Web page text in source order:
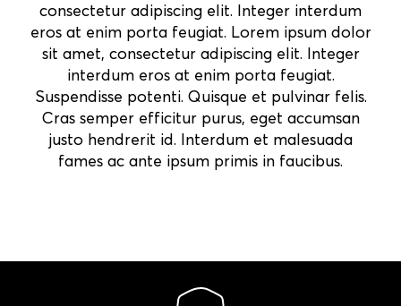
consectetur adipiscing elit. Integer interdum
eros at enim porta feugiat. Lorem ipsum dolor
sit amet, consectetur adipiscing elit. Integer
interdum eros at enim porta feugiat.
Suspendisse potenti. Quisque et pulvinar felis.
Cras semper efficitur purus, eget accumsan
justo hendrerit id. Interdum et malesuada
fames ac ante ipsum primis in faucibus.